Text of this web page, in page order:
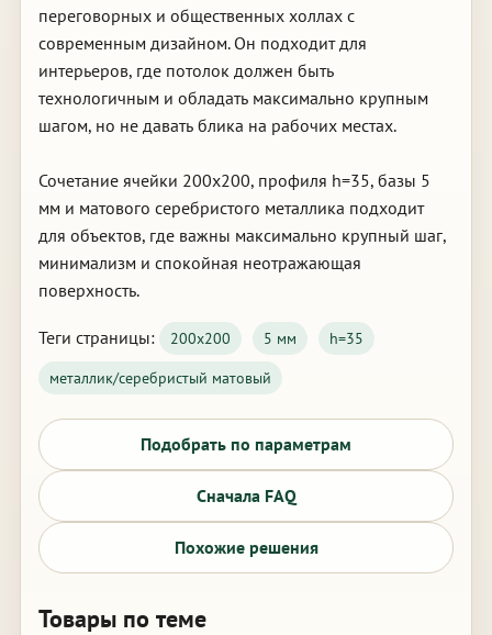
переговорных и общественных холлах с
современным дизайном. Он подходит для
интерьеров, где потолок должен быть
технологичным и обладать максимально крупным
шагом, но не давать блика на рабочих местах.
Сочетание ячейки 200х200, профиля h=35, базы 5
мм и матового серебристого металлика подходит
для объектов, где важны максимально крупный шаг,
минимализм и спокойная неотражающая
поверхность.
Теги страницы: 200х200 5 мм
h=35
металлик/серебристый матовый
Подобрать по параметрам
Сначала FAQ
Похожие решения
Товары по теме